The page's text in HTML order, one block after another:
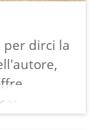
dirci la
di vita